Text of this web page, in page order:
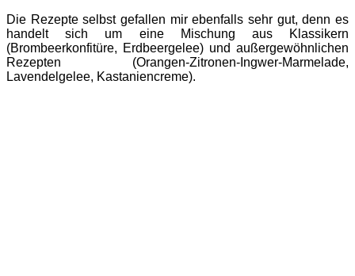
Die Rezepte selbst gefallen mir ebenfalls sehr gut, denn es
handelt sich um eine Mischung aus Klassikern
(Brombeerkonfitüre, Erdbeergelee) und außergewöhnlichen
Rezepten (Orangen-Zitronen-Ingwer-Marmelade,
Lavendelgelee, Kastaniencreme).